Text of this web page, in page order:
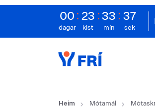
00
dagar
: 23
klst
:33
mín
: 36
sek
Heim Mótamál